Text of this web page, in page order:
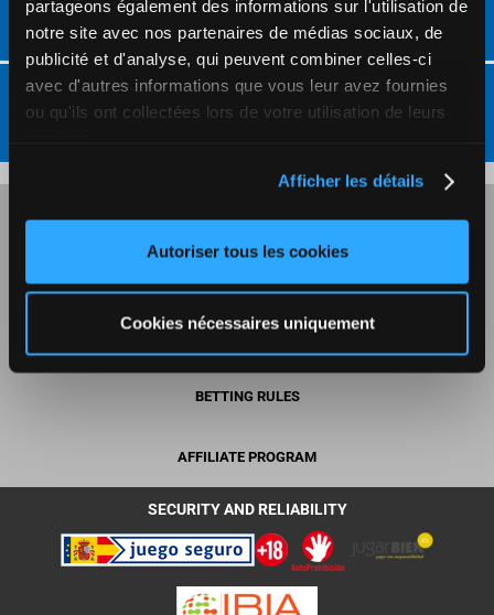
partageons également des informations sur l'utilisation de
notre site avec nos partenaires de médias sociaux, de
publicité et d'analyse, qui peuvent combiner celles-ci
avec d'autres informations que vous leur avez fournies
ou qu'ils ont collectées lors de votre utilisation de leurs
Afficher les détails
Autoriser tous les cookies
Cookies nécessaires uniquement
937370084
BETTING RULES
AFFILIATE PROGRAM
SECURITY AND RELIABILITY